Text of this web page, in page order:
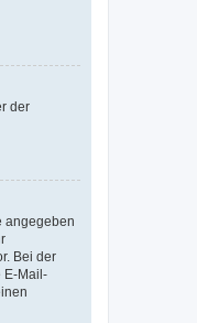
der
angegeben
Bei der
E-Mail-